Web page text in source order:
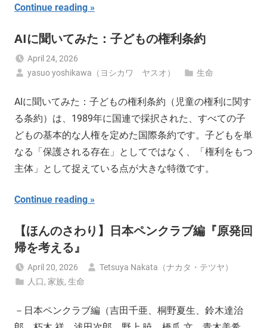
Continue reading
AIに聞いてみた：子どもの権利条約
April 24, 2026
yasuo yoshikawa（ヨシカワ ヤスオ）
生命
AIに聞いてみた：子どもの権利条約（児童の権利に関す
る条約）は、1989年に国連で採択された、すべての子
どもの基本的な人権を定めた国際条約です。子どもを単
なる「保護される存在」としてではなく、「権利をもつ
主体」として捉えている点が大きな特徴です。
Continue reading
【ほんのさわり】日本ペンクラブ編『原発回
帰を考える』
April 20, 2026
Tetsuya Nakata（ナカタ・テツヤ）
人口,家族,生命
－日本ペンクラブ編（吉田千亜、桐野夏生、鈴木達治